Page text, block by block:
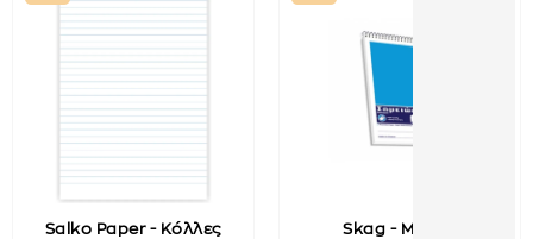
Salko Paper - Κόλλες
Skag - Μπλοκ